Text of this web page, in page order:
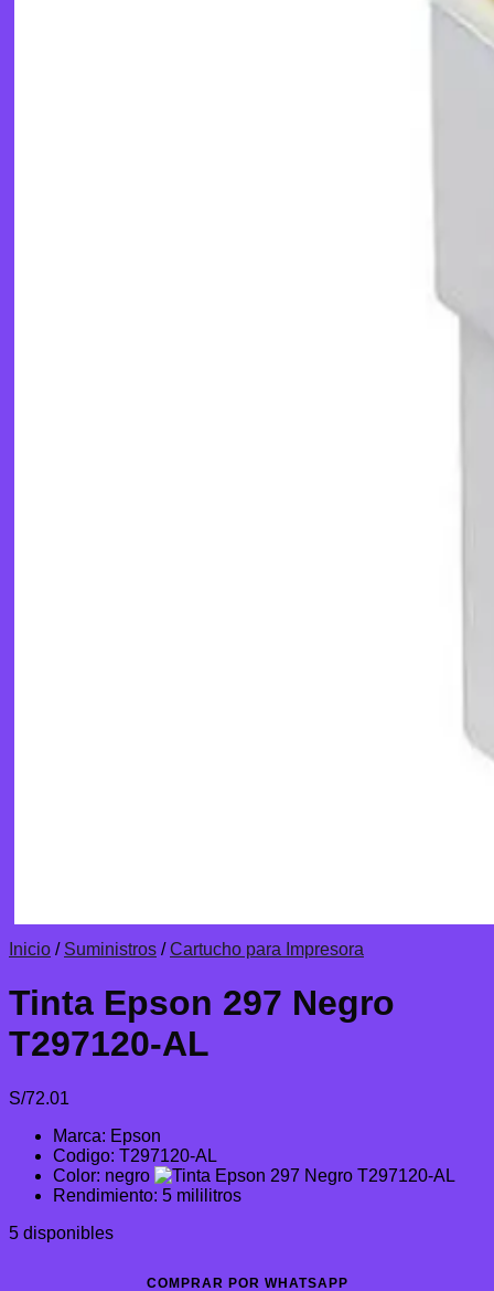
Inicio / Suministros / Cartucho para Impresora
Tinta Epson 297 Negro
T297120-AL
S/72.01
Marca: Epson
Codigo: T297120-AL
Color: negro
Rendimiento: 5 mililitros
5 disponibles
COMPRAR POR WHATSAPP